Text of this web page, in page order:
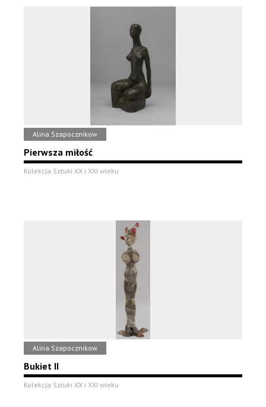
Alina Szapocznikow
Pierwsza miłość
Kolekcja Sztuki XX i XXI wieku
Alina Szapocznikow
Bukiet II
Kolekcja Sztuki XX i XXI wieku